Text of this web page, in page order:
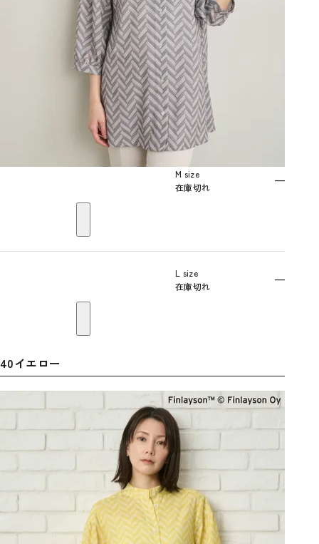
M size
在庫切れ
—
L size
在庫切れ
—
40イエロー